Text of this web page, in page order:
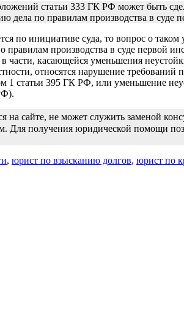
статьи 333 ГК РФ может быть
дела по правилам производства в
по инициативе суда, то вопрос о
правилам производства в суде
в части, касающейся уменьшения
относятся нарушение
1 статьи 395 ГК РФ, или уменьшение
на сайте, не может служить заменой
Для получения юридической помощи
, юрист по взысканию долгов, юрист по